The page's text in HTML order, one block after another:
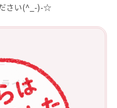
さい(^_-)-☆
ー
イン